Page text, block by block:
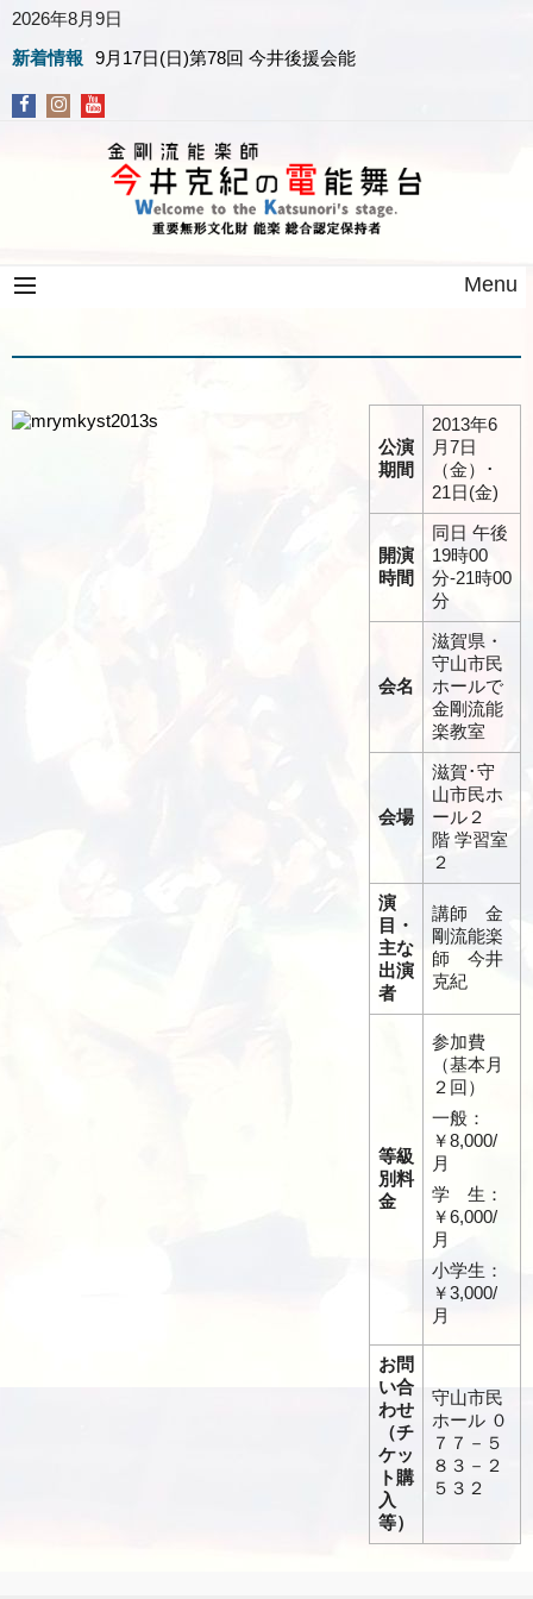
2026年8月9日
新着情報
9月17日(日)第78回 今井後援会能
Menu
公演
期間
2013年6
月7日
（金）･
21日(金)
開演
時間
同日 午後
19時00
分-21時00
分
会名
滋賀県・
守山市民
ホールで
金剛流能
楽教室
会場
滋賀･守
山市民ホ
ール２
階 学習室
２
演
目・
主な
出演
者
講師 金
剛流能楽
師 今井
克紀
等級
別料
金
参加費
（基本月
２回）
一般：
￥8,000/
月
学 生：
￥6,000/
月
小学生：
￥3,000/
月
お問
い合
わせ
（チ
ケッ
ト購
入
等）
守山市民
ホール ０
７７－５
８３－２
５３２